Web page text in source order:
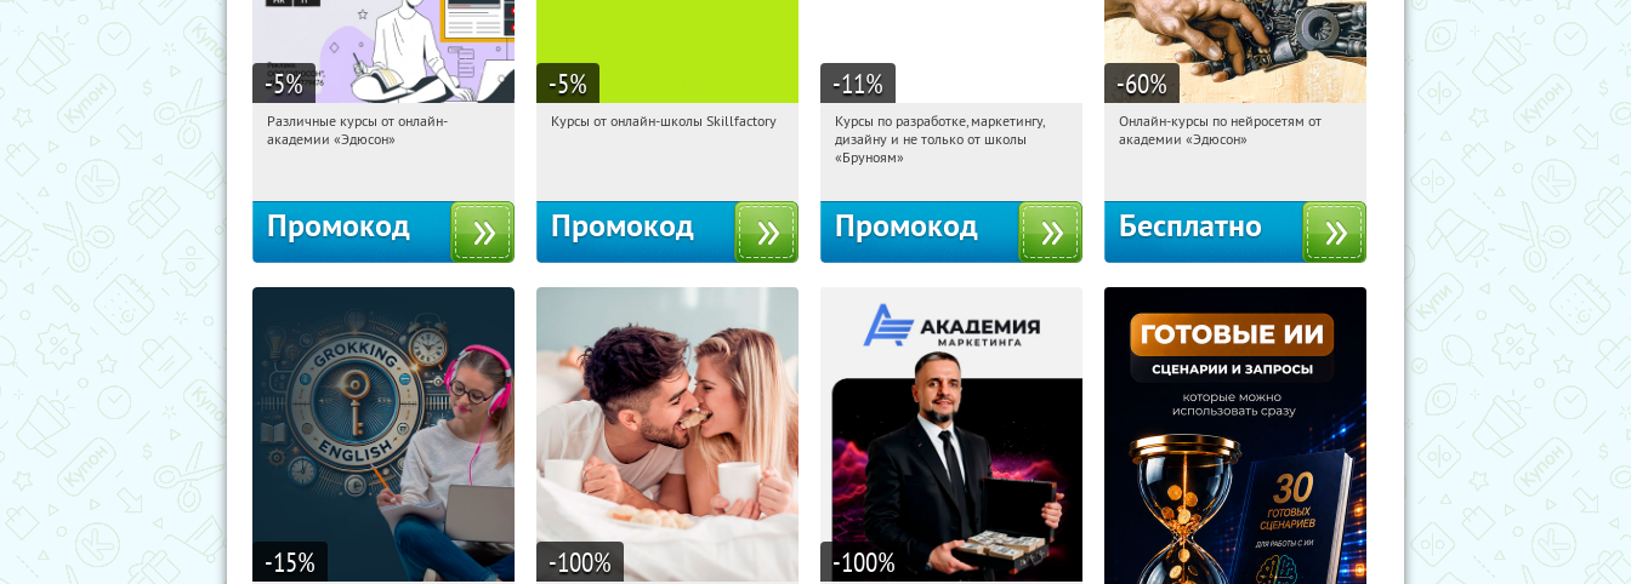
-5%
00:01:59 Получили:
Различные курсы от онлайн-
академии «Эдюсон»
Промокод
-5%
00:01:59
Получи первым!
Курсы от онлайн-школы Skillfactory
Промокод
-11%
00:01:59
Получи первым!
Россия
Курсы по разработке, маркетингу,
дизайну и не только от школы
«Бруноям»
Промокод
-60%
00:01:59 Получили:
Онлайн-курсы по нейросетям от
академии «Эдюсон»
Бесплатно
-15% -100% -100%